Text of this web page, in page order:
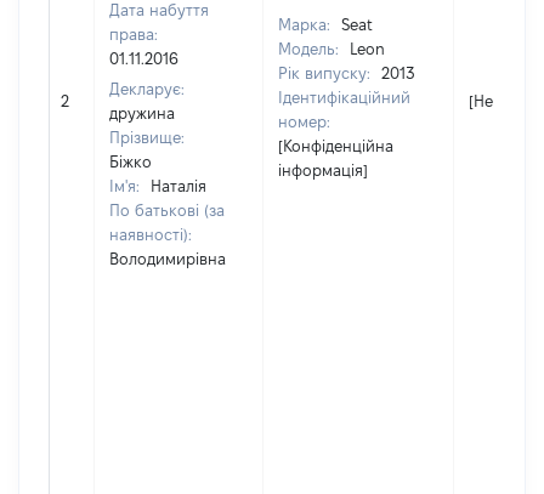
2
Дата набуття
права:
01.11.2016
Декларує:
дружина
Прізвище:
Біжко
Ім'я:
Наталія
По батькові (за
наявності):
Володимирівна
Марка:
Seat
Модель:
Leon
Рік випуску:
2013
Ідентифікаційний
номер:
[Конфіденційна
інформація]
[Не